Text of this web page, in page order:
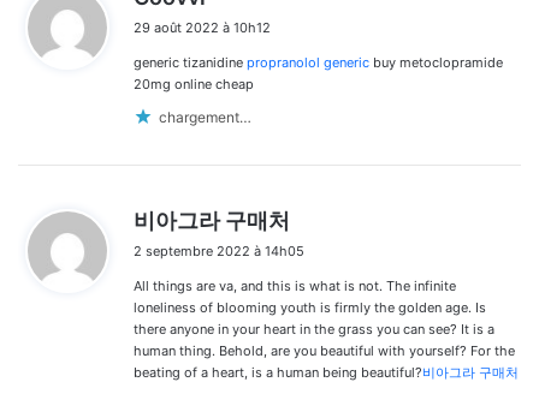
t
:
29 août 2022 à 10h12
generic tizanidine propranolol generic buy metoclopramide
20mg online cheap
chargement…
비아그라 구매처
t
:
2 septembre 2022 à 14h05
All things are va, and this is what is not. The infinite
loneliness of blooming youth is firmly the golden age. Is
there anyone in your heart in the grass you can see? It is a
human thing. Behold, are you beautiful with yourself? For the
beating of a heart, is a human being beautiful?비아그라 구매처